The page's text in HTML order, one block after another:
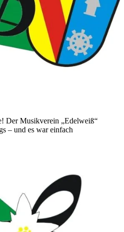
Der Musikverein „Edelweiß“
– und es war einfach